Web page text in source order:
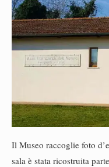
Il Museo raccoglie foto
sala è stata ricostruita